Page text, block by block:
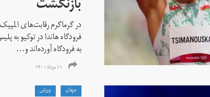
در گرماگرم رقابت‌های
فرودگاه هاندا در توکیو به
به فرودگاه آورده‌اند و...
۱۱ مرداد ۱۴۰۰
جهان
ورزش